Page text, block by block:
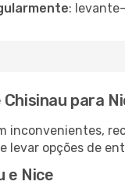
:
para
inconvenientes,
levar opções de
e Nice